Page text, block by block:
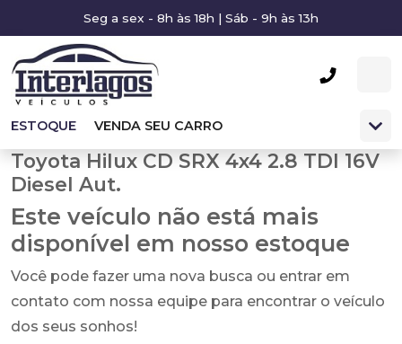
Seg a sex - 8h às 18h | Sáb - 9h às 13h
ESTOQUE VENDA SEU CARRO
Toyota Hilux CD SRX 4x4 2.8 TDI 16V
Diesel Aut.
Este veículo não está mais
disponível em nosso estoque
Você pode fazer uma nova busca ou entrar em
contato com nossa equipe para encontrar o veículo
dos seus sonhos!